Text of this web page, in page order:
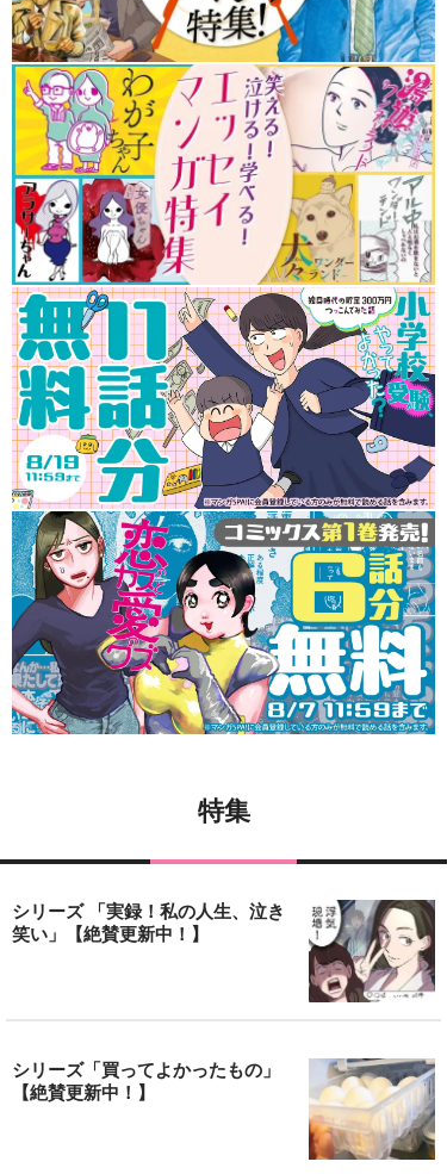
特集
シリーズ 「実録！私の人生、泣き
笑い」【絶賛更新中！】
シリーズ「買ってよかったもの」
【絶賛更新中！】